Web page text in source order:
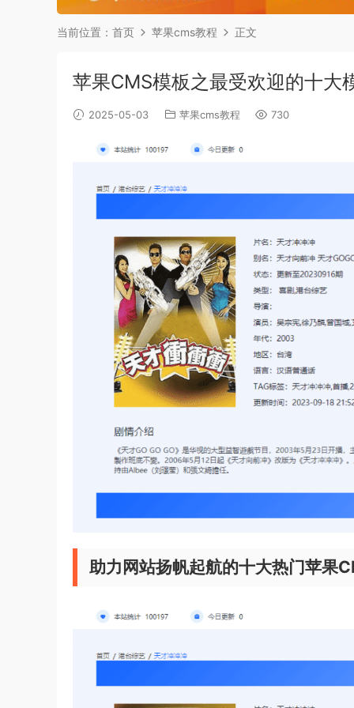
当前位置： 首页 苹果cms教程 正文
苹果CMS模板之最受欢迎的十大
2025-05-03 苹果cms教程 730
助力网站扬帆起航的十大热门苹果